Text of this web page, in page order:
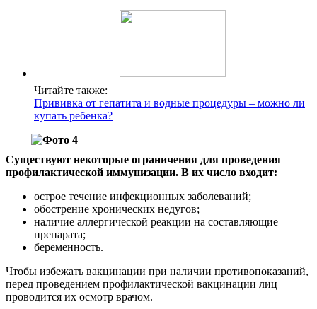
Читайте также:
Прививка от гепатита и водные процедуры – можно ли
купать ребенка?
Существуют некоторые ограничения для проведения
профилактической иммунизации. В их число входит:
острое течение инфекционных заболеваний;
обострение хронических недугов;
наличие аллергической реакции на составляющие
препарата;
беременность.
Чтобы избежать вакцинации при наличии противопоказаний,
перед проведением профилактической вакцинации лиц
проводится их осмотр врачом.